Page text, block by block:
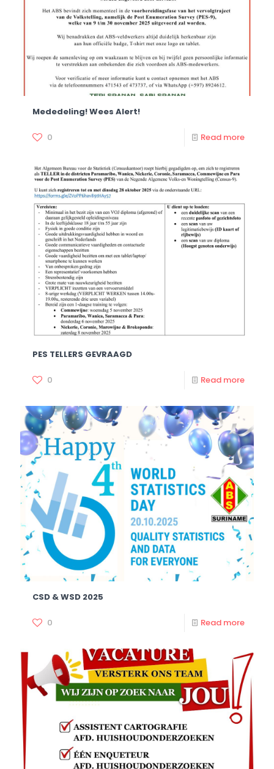
Mededeling! Wees Alert!
0 Read more
PES TELLERS GEVRAAGD
0 Read more
CSD & WSD 2025
0 Read more